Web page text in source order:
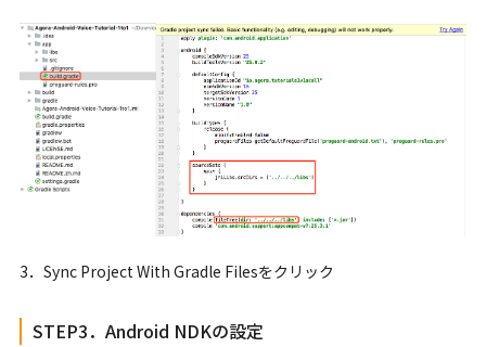
3．Sync Project With Gradle Filesをクリック
STEP3．Android NDKの設定